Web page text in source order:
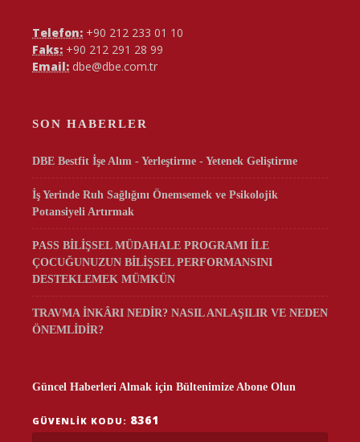
Telefon: +90 212 233 01 10
Faks: +90 212 291 28 99
Email: dbe@dbe.com.tr
SON HABERLER
DBE Bestfit İşe Alım - Yerleştirme - Yetenek Geliştirme
İş Yerinde Ruh Sağlığını Önemsemek ve Psikolojik
Potansiyeli Artırmak
PASS BİLİŞSEL MÜDAHALE PROGRAMI İLE
ÇOCUĞUNUZUN BİLİŞSEL PERFORMANSINI
DESTEKLEMEK MÜMKÜN
TRAVMA İNKÂRI NEDİR? NASIL ANLAŞILIR VE NEDEN
ÖNEMLİDİR?
Güncel Haberleri Almak için Bültenimize Abone Olun
GÜVENLIK KODU: 8361